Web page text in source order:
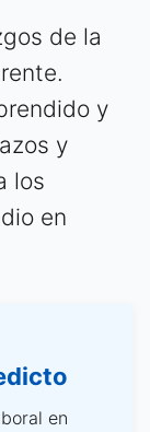
de la
y
y
los
en
en